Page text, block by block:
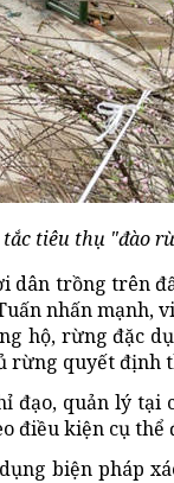
tiêu thụ "đào
dân trồng trên
nhấn mạnh,
hộ, rừng đặc
rừng quyết định
đạo, quản lý tại
điều kiện cụ thể
biện pháp